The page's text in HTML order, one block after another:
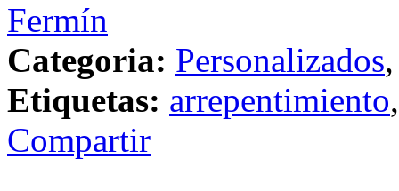
Fermín
Categoria: Personalizados
Etiquetas: arrepentimiento
Compartir